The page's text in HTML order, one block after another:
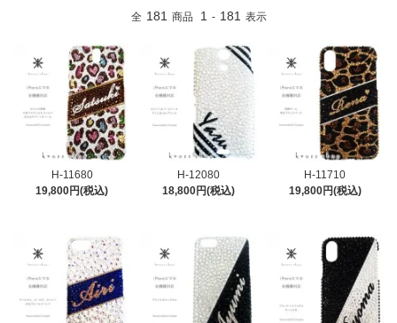
全 181 商品 1 - 181 表示
H-11680
19,800円(税込)
H-12080
18,800円(税込)
H-11710
19,800円(税込)